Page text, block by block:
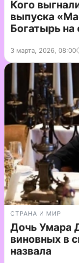
Кого
выпуска
Богатырь
3 марта, 2026, 08:00
СТРАНА И МИР
Дочь Умара
виновных в
назвала